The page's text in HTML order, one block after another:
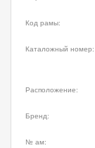
Код рамы:
Каталожный номер:
Расположение:
Бренд:
№ ам: